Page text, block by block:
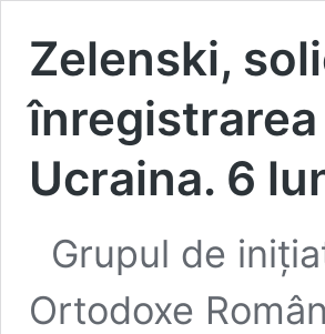
Zelenski,
Ucraina. 6
Grupul de
Ortodoxe